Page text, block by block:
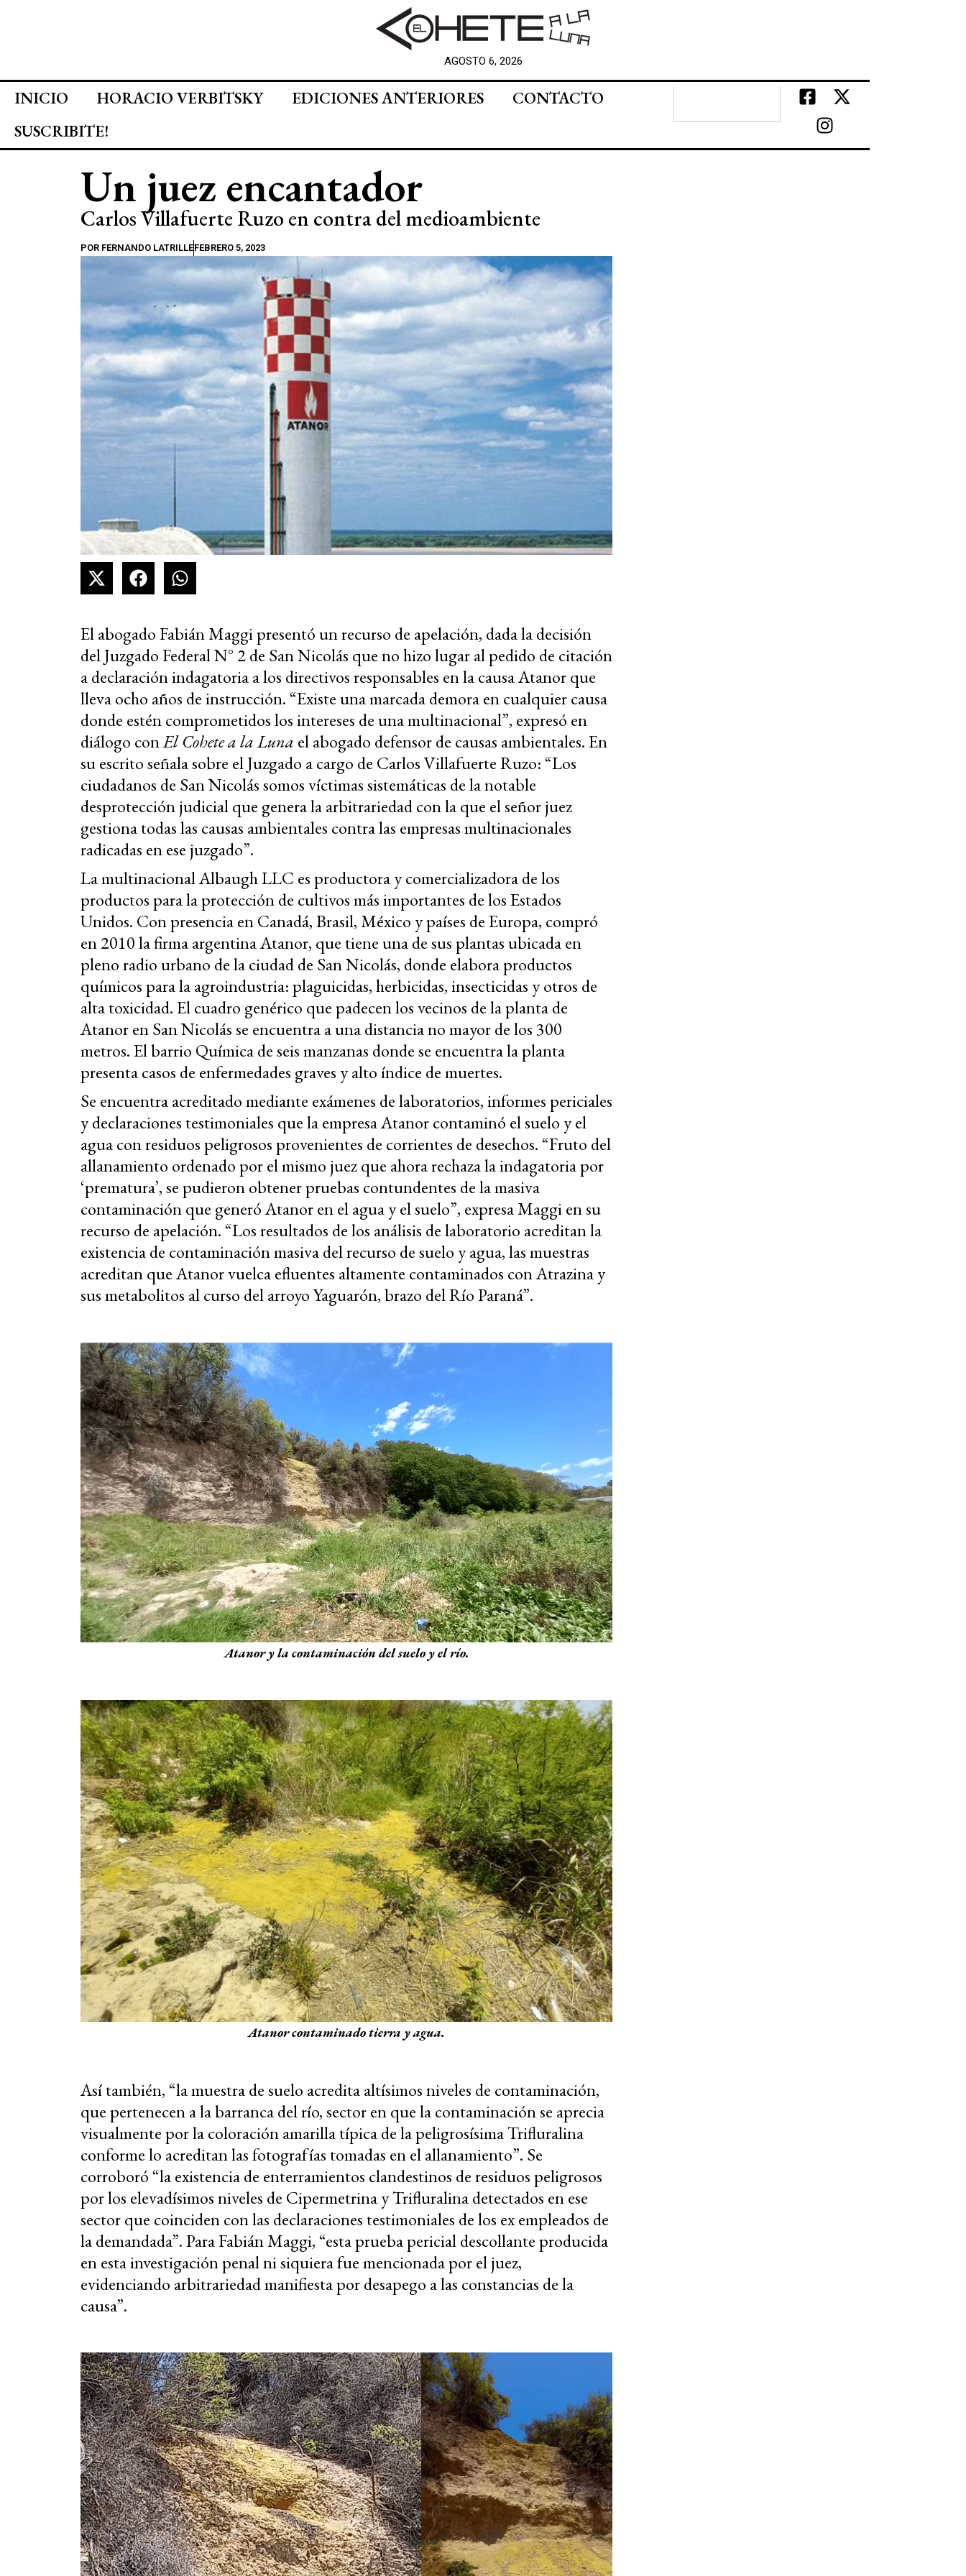
AGOSTO 6, 2026
INICIO HORACIO VERBITSKY EDICIONES ANTERIORES
CONTACTO
SUSCRIBITE!
Un juez encantador
Carlos Villafuerte Ruzo en contra del medioambiente
POR FERNANDO LATRILLEFEBRERO 5, 2023
El abogado Fabián Maggi presentó un recurso de apelación, dada la decisión
del Juzgado Federal N° 2 de San Nicolás que no hizo lugar al pedido de citación
a declaración indagatoria a los directivos responsables en la causa Atanor que
lleva ocho años de instrucción. “Existe una marcada demora en cualquier causa
donde estén comprometidos los intereses de una multinacional”, expresó en
diálogo conEl Cohete a la Luna el abogado defensor de causas ambientales. En
su escrito señala sobre el Juzgado a cargo de Carlos Villafuerte Ruzo: “Los
ciudadanos de San Nicolás somos víctimas sistemáticas de la notable
desprotección judicial que genera la arbitrariedad con la que el señor juez
gestiona todas las causas ambientales contra las empresas multinacionales
radicadas en ese juzgado”.
La multinacional Albaugh LLC es productora y comercializadora de los
productos para la protección de cultivos más importantes de los Estados
Unidos. Con presencia en Canadá, Brasil, México y países de Europa, compró
en 2010 la firma argentina Atanor, que tiene una de sus plantas ubicada en
pleno radio urbano de la ciudad de San Nicolás, donde elabora productos
químicos para la agroindustria: plaguicidas, herbicidas, insecticidas y otros de
alta toxicidad. El cuadro genérico que padecen los vecinos de la planta de
Atanor en San Nicolás se encuentra a una distancia no mayor de los 300
metros. El barrio Química de seis manzanas donde se encuentra la planta
presenta casos de enfermedades graves y alto índice de muertes.
Se encuentra acreditado mediante exámenes de laboratorios, informes periciales
y declaraciones testimoniales que la empresa Atanor contaminó el suelo y el
agua con residuos peligrosos provenientes de corrientes de desechos. “Fruto del
allanamiento ordenado por el mismo juez que ahora rechaza la indagatoria por
‘prematura’, se pudieron obtener pruebas contundentes de la masiva
contaminación que generó Atanor en el agua y el suelo”, expresa Maggi en su
recurso de apelación. “Los resultados de los análisis de laboratorio acreditan la
existencia de contaminación masiva del recurso de suelo y agua, las muestras
acreditan que Atanor vuelca efluentes altamente contaminados con Atrazina y
sus metabolitos al curso del arroyo Yaguarón, brazo del Río Paraná”.
Atanor y la contaminación del suelo y el río.
Atanor contaminado tierra y agua.
Así también, “la muestra de suelo acredita altísimos niveles de contaminación,
que pertenecen a la barranca del río, sector en que la contaminación se aprecia
visualmente por la coloración amarilla típica de la peligrosísima Trifluralina
conforme lo acreditan las fotografías tomadas en el allanamiento”. Se
corroboró “la existencia de enterramientos clandestinos de residuos peligrosos
por los elevadísimos niveles de Cipermetrina y Trifluralina detectados en ese
sector que coinciden con las declaraciones testimoniales de los ex empleados de
la demandada”. Para Fabián Maggi, “esta prueba pericial descollante producida
en esta investigación penal ni siquiera fue mencionada por el juez,
evidenciando arbitrariedad manifiesta por desapego a las constancias de la
causa”.